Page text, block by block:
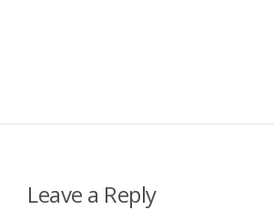
Leave a Reply